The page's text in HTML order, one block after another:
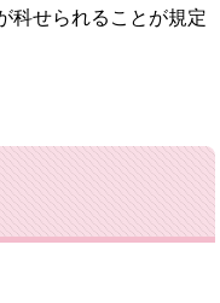
科せられることが規定